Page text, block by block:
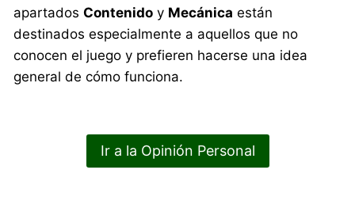
apartadosContenido y Mecánica están
destinados especialmente a aquellos que no
conocen el juego y prefieren hacerse una idea
general de cómo funciona.
Ir a la Opinión Personal